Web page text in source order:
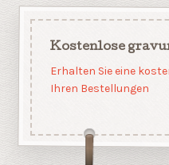
Kostenlose
Erhalten Sie eine
Ihren Bestellungen